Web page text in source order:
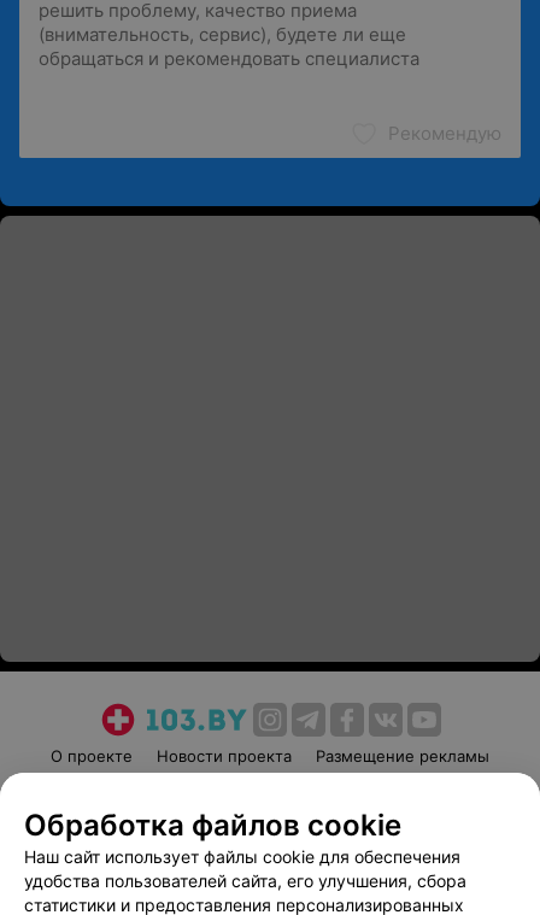
Рекомендую
О проекте Новости проекта
Размещение рекламы
Пользовательское соглашение
Способы оплаты
Вакансии
Партнеры
Написать руководителю 103.by
Обработка файлов cookie
Наш сайт использует файлы cookie для обеспечения
удобства пользователей сайта, его улучшения, сбора
статистики и предоставления персонализированных